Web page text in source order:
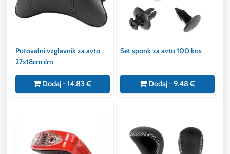
Potovalni vzglavnik za avto
27x18cm črn
Dodaj - 14.83 €
Set sponk za avto 100 kos
Dodaj - 9.48 €